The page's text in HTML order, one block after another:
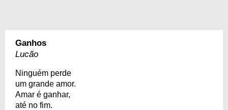
Ganhos
Lucão
Ninguém perde
um grande amor.
Amar é ganhar,
até no fim.